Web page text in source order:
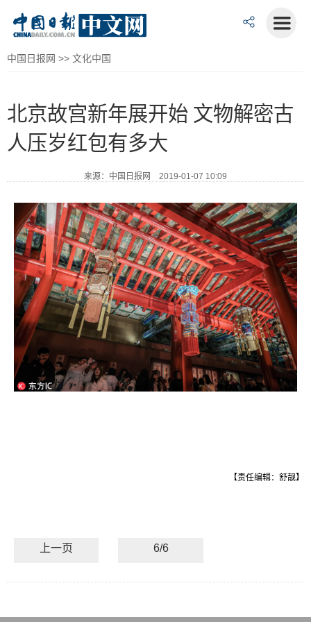
中国日报网 >> 文化中国
北京故宫新年展开始 文物解密古
人压岁红包有多大
来源：中国日报网 2019-01-07 10:09
【责任编辑：舒靓】
上一页 6/6